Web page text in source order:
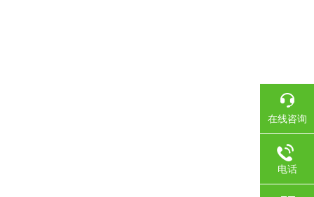
在线咨询
电话